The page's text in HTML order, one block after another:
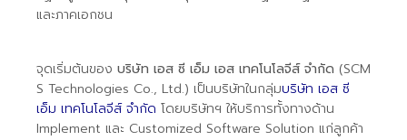
และภาคเอกชน
จุดเริ่มต้นของ บริษัท เอส ซี เอ็ม เอส เทคโนโลจีส์ จำกัด (SCM
S Technologies Co., Ltd.) เป็นบริษัทในกลุ่มบริษัท เอส ซี
เอ็ม เทคโนโลจีส์ จำกัด โดยบริษัทฯ ให้บริการทั้งทางด้าน
Implement และ Customized Software Solution แก่ลูกค้า